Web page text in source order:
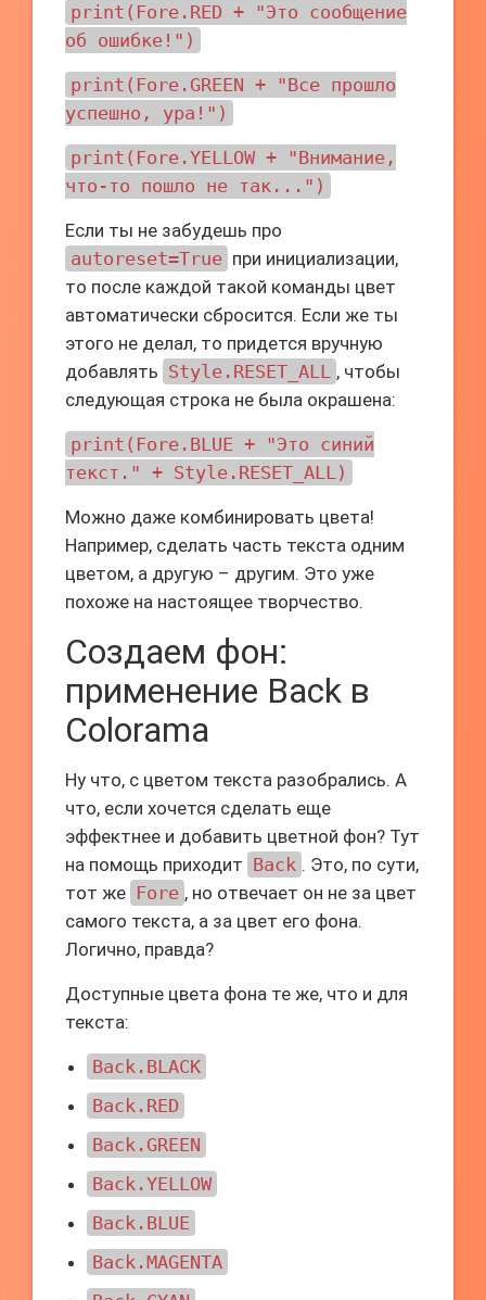
print(Fore.RED + "Это сообщение
об ошибке!")
print(Fore.GREEN + "Все прошло
успешно, ура!")
print(Fore.YELLOW + "Внимание,
что-то пошло не так...")
Если ты не забудешь про
autoreset=True при инициализации,
то после каждой такой команды цвет
автоматически сбросится. Если же ты
этого не делал, то придется вручную
добавлять Style.RESET_ALL , чтобы
следующая строка не была окрашена:
print(Fore.BLUE + "Это синий
текст." + Style.RESET_ALL)
Можно даже комбинировать цвета!
Например, сделать часть текста одним
цветом, а другую – другим. Это уже
похоже на настоящее творчество.
Создаем фон:
применение Back в
Colorama
Ну что, с цветом текста разобрались. А
что, если хочется сделать еще
эффектнее и добавить цветной фон? Тут
на помощь приходит Back . Это, по сути,
тот же Fore , но отвечает он не за цвет
самого текста, а за цвет его фона.
Логично, правда?
Доступные цвета фона те же, что и для
текста:
Back.BLACK
Back.RED
Back.GREEN
Back.YELLOW
Back.BLUE
Back.MAGENTA